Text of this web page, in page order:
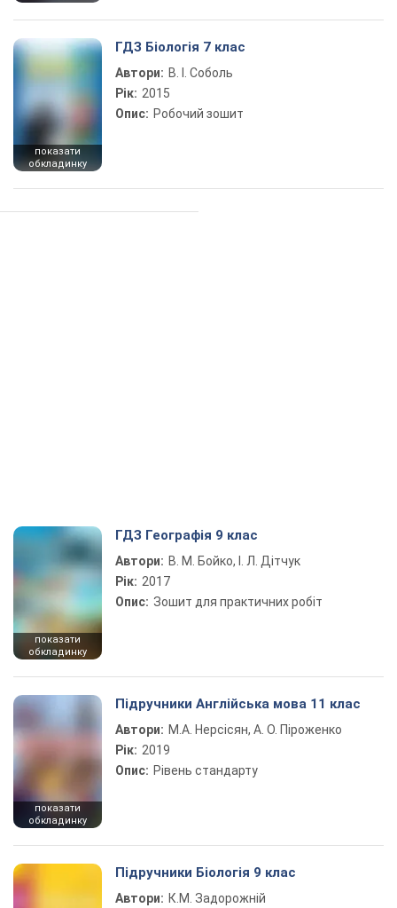
показати
обкладинку
ГДЗ Біологія 7 клас
Автори: В. І. Соболь
Рік: 2015
Опис: Робочий зошит
показати
обкладинку
ГДЗ Географія 9 клас
Автори: В. М. Бойко, І. Л. Дітчук
Рік: 2017
Опис: Зошит для практичних робіт
показати
обкладинку
Підручники Англійська мова 11 клас
Автори: М.А. Нерсісян, А. О. Піроженко
Рік: 2019
Опис: Рівень стандарту
Підручники Біологія 9 клас
Автори: К.М. Задорожній